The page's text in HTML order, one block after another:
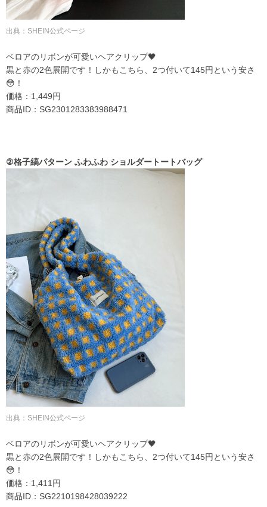
出典： SHEIN公式ページ
ベロアのリボンが可愛いヘアクリップ🖤
黒と赤の2色展開です！しかもこちら、2つ付いて145円という安さ
😳！
価格：1,449円
商品ID：SG2301283383988471
②格子縞パターン ふわふわ ショルダートートバッグ
出典： SHEIN公式ページ
ベロアのリボンが可愛いヘアクリップ🖤
黒と赤の2色展開です！しかもこちら、2つ付いて145円という安さ
😳！
価格：1,411円
商品ID：SG2210198428039222